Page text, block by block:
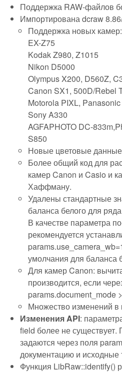
Поддержка RAW-файлов
Импортирована dcraw
Поддержка новых
EX-Z75
Kodak Z980, Z1015
Nikon D5000
Olympus X200, D560Z,
Canon SX1, 500D/Rebel
Motorola PIXL,
Sony A330
AGFAPHOTO DC-
S850
Новые цветовые
Более общий код для
камер Canon и Casio и
Хаффману.
Удалены стандартные
баланса белого для
В качестве параметра
рекомендуется
умолчания для баланса
Для камер Canon:
производится, если
params.document_mode
Множество изменений в
Изменения API:
field более не
задаются через поля
документацию и исходные
Функция LibRaw::identify()